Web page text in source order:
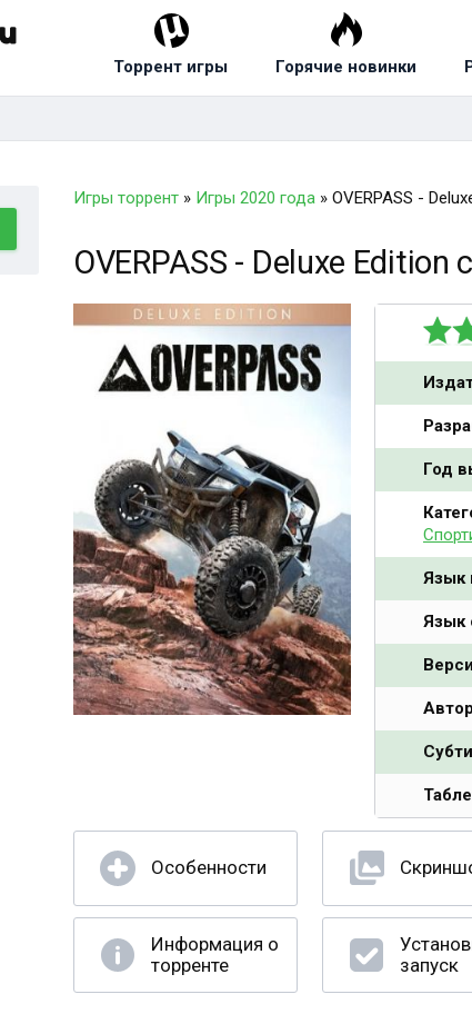
Торрент игры Горячие новинки
Игры торрент » Игры 2020 года » OVERPASS -
OVERPASS - Deluxe Edition
Год
Язык
Язык
Особенности
Информация о
торренте
запуск